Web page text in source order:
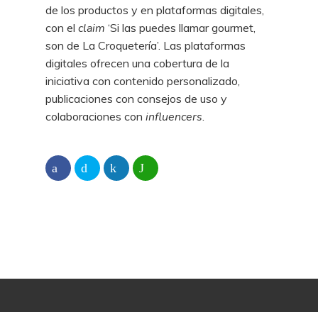
de los productos y en plataformas digitales,
con el claim ‘Si las puedes llamar gourmet,
son de La Croquetería’. Las plataformas
digitales ofrecen una cobertura de la
iniciativa con contenido personalizado,
publicaciones con consejos de uso y
colaboraciones con influencers.